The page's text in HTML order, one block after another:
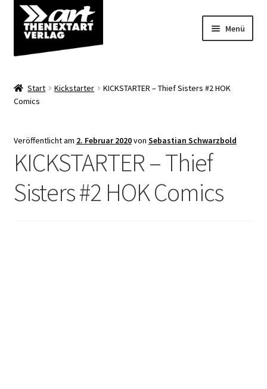
Zur
Navigation
springen
Zum
Inhalt
springen
Menü
Shop
Über uns
Start Kickstarter
KICKSTARTER – Thief Sisters #2 HOK
Comics
Veröffentlicht am 2. Februar 2020von Sebastian Schwarzbold
KICKSTARTER – Thief
Sisters #2 HOK Comics